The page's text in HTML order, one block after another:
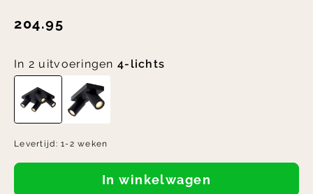
204.95
In 2 uitvoeringen4-lichts
Levertijd:1-2 weken
In winkelwagen